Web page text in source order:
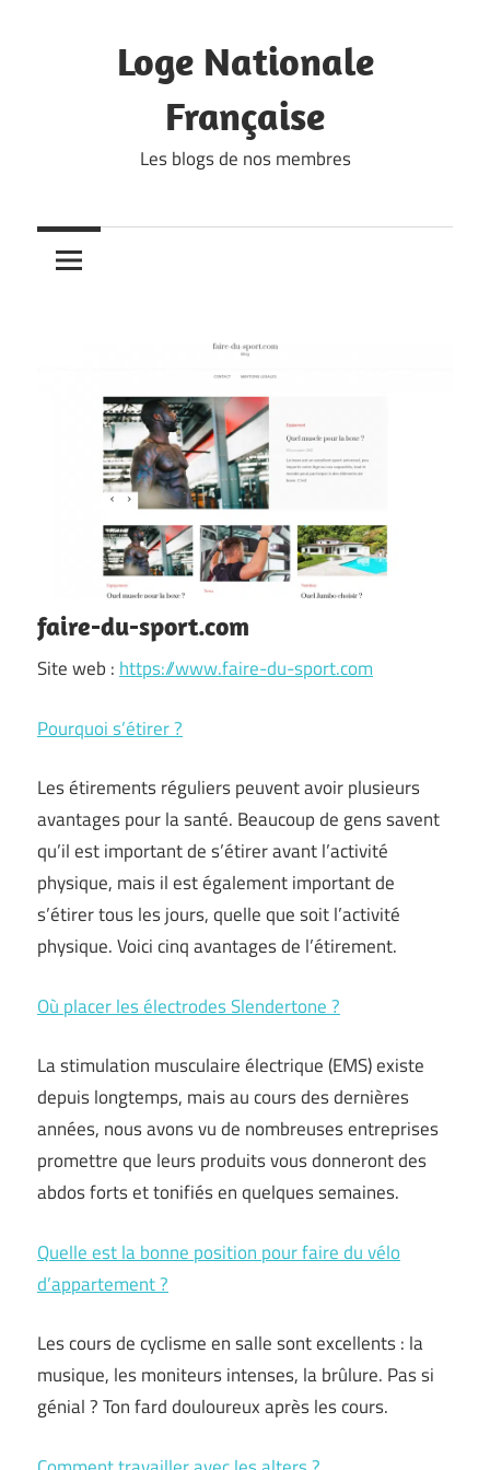
Loge Nationale
Française
Les blogs de nos membres
faire-du-sport.com
Site web : https://www.faire-du-sport.com
Pourquoi s’étirer ?
Les étirements réguliers peuvent avoir plusieurs
avantages pour la santé. Beaucoup de gens savent
qu’il est important de s’étirer avant l’activité
physique, mais il est également important de
s’étirer tous les jours, quelle que soit l’activité
physique. Voici cinq avantages de l’étirement.
Où placer les électrodes Slendertone ?
La stimulation musculaire électrique (EMS) existe
depuis longtemps, mais au cours des dernières
années, nous avons vu de nombreuses entreprises
promettre que leurs produits vous donneront des
abdos forts et tonifiés en quelques semaines.
Quelle est la bonne position pour faire du vélo
d’appartement ?
Les cours de cyclisme en salle sont excellents : la
musique, les moniteurs intenses, la brûlure. Pas si
génial ? Ton fard douloureux après les cours.